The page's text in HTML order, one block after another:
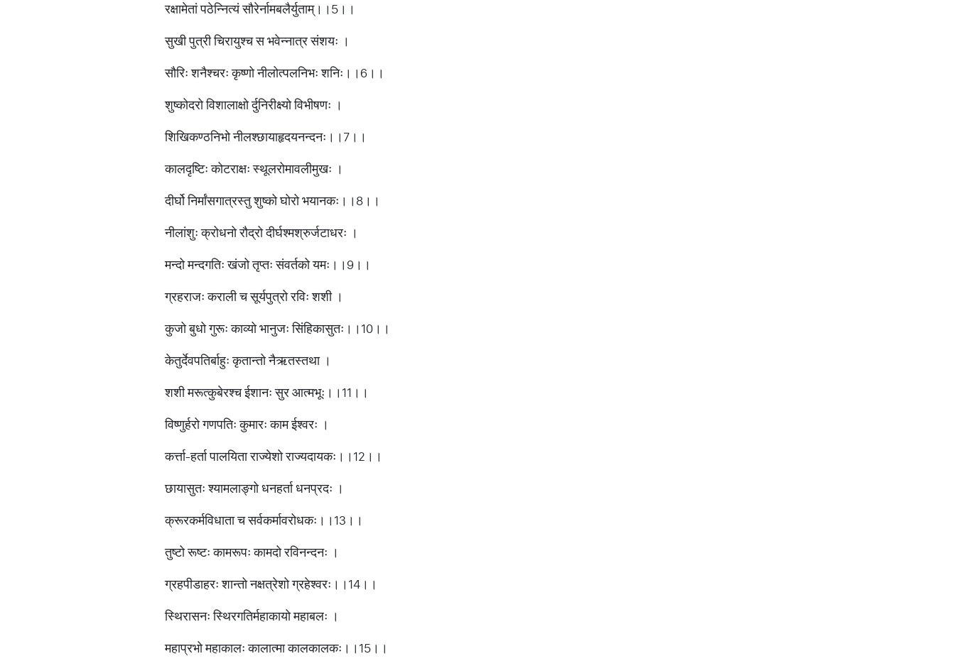
रक्षामेतां पठेन्नित्यं सौरेर्नामबलैर्युताम्।।5।।
सुखी पुत्री चिरायुश्च स भवेन्नात्र संशयः ।
सौरिः शनैश्चरः कृष्णो नीलोत्पलनिभः शनिः।।6।।
शुष्कोदरो विशालाक्षो र्दुनिरीक्ष्यो विभीषणः ।
शिखिकण्ठनिभो नीलश्छायाहृदयनन्दनः।।7।।
कालदृष्टिः कोटराक्षः स्थूलरोमावलीमुखः ।
दीर्घो निर्मांसगात्रस्तु शुष्को घोरो भयानकः।।8।।
नीलांशुः क्रोधनो रौद्रो दीर्घश्मश्रुर्जटाधरः ।
मन्दो मन्दगतिः खंजो तृप्तः संवर्तको यमः।।9।।
ग्रहराजः कराली च सूर्यपुत्रो रविः शशी ।
कुजो बुधो गुरूः काव्यो भानुजः सिंहिकासुतः।।10।।
केतुर्देवपतिर्बाहुः कृतान्तो नैऋतस्तथा ।
शशी मरूत्कुबेरश्च ईशानः सुर आत्मभूः।।11।।
विष्णुर्हरो गणपतिः कुमारः काम ईश्वरः ।
कर्त्ता-हर्ता पालयिता राज्येशो राज्यदायकः।।12।।
छायासुतः श्यामलाङ्गो धनहर्ता धनप्रदः ।
क्रूरकर्मविधाता च सर्वकर्मावरोधकः।।13।।
तुष्टो रूष्टः कामरूपः कामदो रविनन्दनः ।
ग्रहपीडाहरः शान्तो नक्षत्रेशो ग्रहेश्वरः।।14।।
स्थिरासनः स्थिरगतिर्महाकायो महाबलः ।
महाप्रभो महाकालः कालात्मा कालकालकः।।15।।